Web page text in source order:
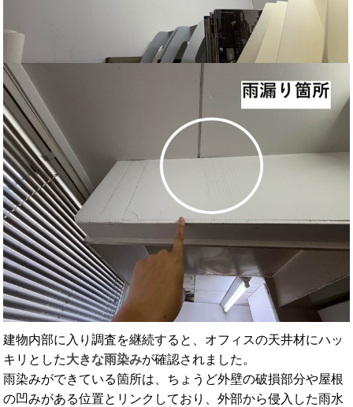
建物内部に入り調査を継続すると、オフィスの天井材にハッ
キリとした大きな雨染みが確認されました。
雨染みができている箇所は、ちょうど外壁の破損部分や屋根
の凹みがある位置とリンクしており、外部から侵入した雨水